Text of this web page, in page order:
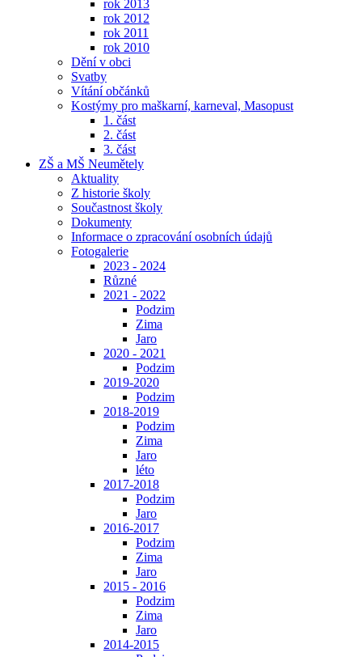
rok 2013
rok 2012
rok 2011
rok 2010
Dění v obci
Svatby
Vítání občánků
Kostýmy pro maškarní, karneval, Masopust
1. část
2. část
3. část
ZŠ a MŠ Neumětely
Aktuality
Z historie školy
Součastnost školy
Dokumenty
Informace o zpracování osobních údajů
Fotogalerie
2023 - 2024
Různé
2021 - 2022
Podzim
Zima
Jaro
2020 - 2021
Podzim
2019-2020
Podzim
2018-2019
Podzim
Zima
Jaro
léto
2017-2018
Podzim
Jaro
2016-2017
Podzim
Zima
Jaro
2015 - 2016
Podzim
Zima
Jaro
2014-2015